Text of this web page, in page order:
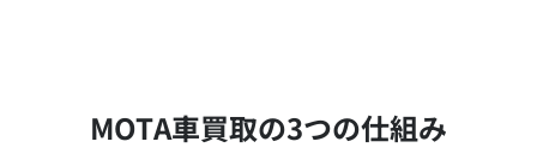
MOTA車買取の3つの仕組み